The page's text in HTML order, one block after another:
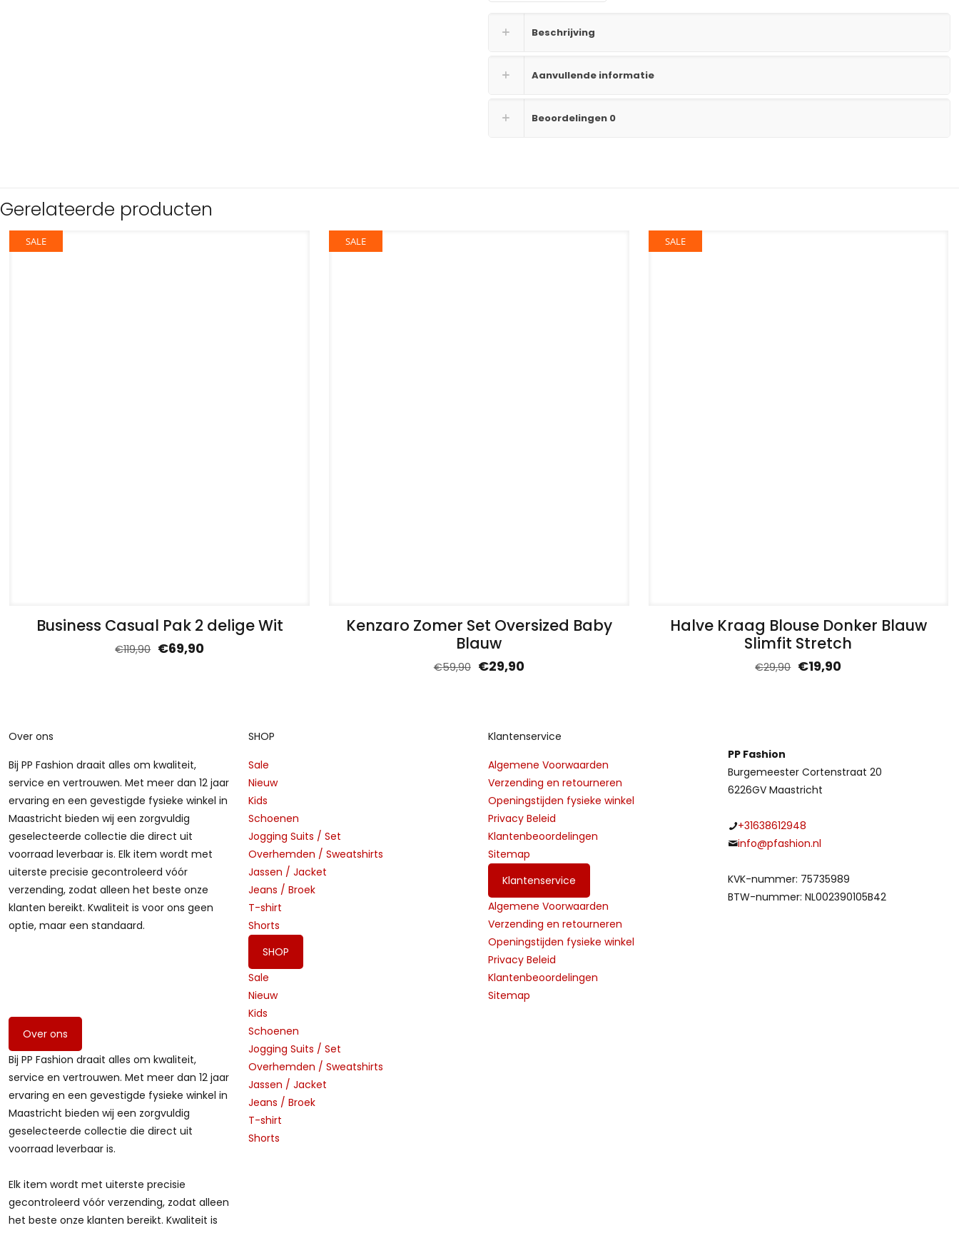
Beschrijving
Aanvullende informatie
Beoordelingen 0
Gerelateerde producten
SALE
Business Casual Pak 2 delige Wit
€119,90 €69,90
SALE
Kenzaro Zomer Set Oversized Baby
Blauw
€59,90 €29,90
SALE
Halve Kraag Blouse Donker Blauw
Slimfit Stretch
€29,90 €19,90
Over ons
Bij PP Fashion draait alles om kwaliteit,
service en vertrouwen. Met meer dan 12 jaar
ervaring en een gevestigde fysieke winkel in
Maastricht bieden wij een zorgvuldig
geselecteerde collectie die direct uit
voorraad leverbaar is. Elk item wordt met
uiterste precisie gecontroleerd vóór
verzending, zodat alleen het beste onze
klanten bereikt. Kwaliteit is voor ons geen
optie, maar een standaard.
Over ons
Bij PP Fashion draait alles om kwaliteit,
service en vertrouwen. Met meer dan 12 jaar
ervaring en een gevestigde fysieke winkel in
Maastricht bieden wij een zorgvuldig
geselecteerde collectie die direct uit
voorraad leverbaar is.
Elk item wordt met uiterste precisie
gecontroleerd vóór verzending, zodat alleen
het beste onze klanten bereikt. Kwaliteit is
SHOP
Sale
Nieuw
Kids
Schoenen
Jogging Suits / Set
Overhemden / Sweatshirts
Jassen / Jacket
Jeans / Broek
T-shirt
Shorts
SHOP
Sale
Nieuw
Kids
Schoenen
Jogging Suits / Set
Overhemden / Sweatshirts
Jassen / Jacket
Jeans / Broek
T-shirt
Shorts
Klantenservice
Algemene Voorwaarden
Verzending en retourneren
Openingstijden fysieke winkel
Privacy Beleid
Klantenbeoordelingen
Sitemap
Klantenservice
Algemene Voorwaarden
Verzending en retourneren
Openingstijden fysieke winkel
Privacy Beleid
Klantenbeoordelingen
Sitemap
PP Fashion
Burgemeester Cortenstraat 20
6226GV Maastricht
+31638612948
info@pfashion.nl
KVK-nummer: 75735989
BTW-nummer: NL002390105B42